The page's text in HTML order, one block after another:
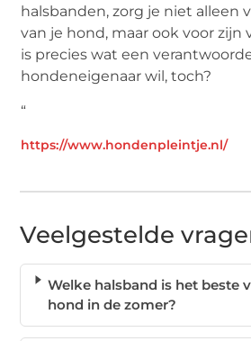
halsbanden, zorg je niet alleen
van je hond, maar ook voor zijn
is precies wat een
hondeneigenaar wil, toch?
“
https://www.hondenpleintje.nl/
Veelgestelde
Welke halsband is het beste
hond in de zomer?